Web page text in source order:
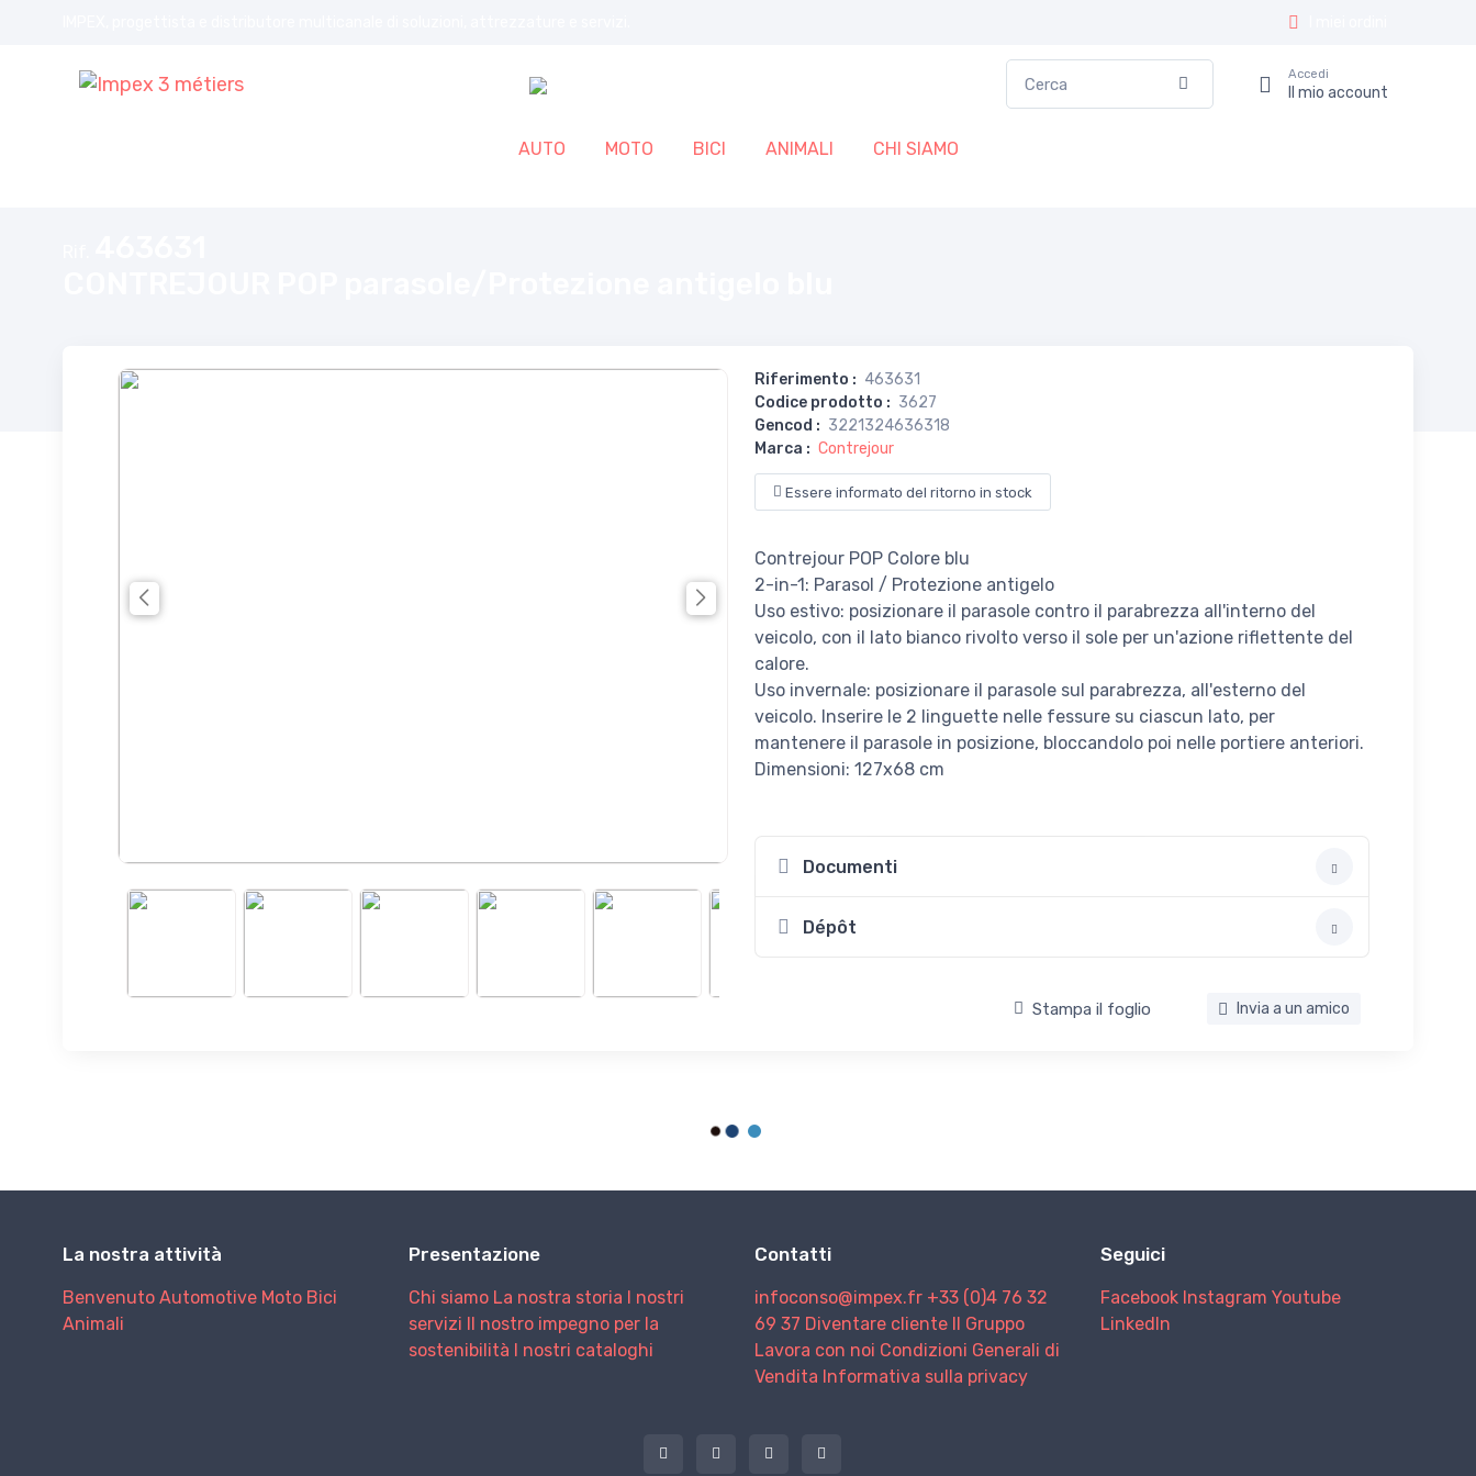
Conferma Accedi
Il mio account
AUTO MOTO BICI ANIMALI CHI SIAMO
Riferimento : 463631
Codice prodotto : 3627
Gencod : 3221324636318
Marca : Contrejour
Essere informato del ritorno in stock
Contrejour POP Colore blu
2-in-1: Parasol / Protezione antigelo
Uso estivo: posizionare il parasole contro il parabrezza all'interno del
veicolo, con il lato bianco rivolto verso il sole per un'azione riflettente del
calore.
Uso invernale: posizionare il parasole sul parabrezza, all'esterno del
veicolo. Inserire le 2 linguette nelle fessure su ciascun lato, per
mantenere il parasole in posizione, bloccandolo poi nelle portiere anteriori.
Dimensioni: 127x68 cm
Documenti
Dépôt
Stampa il foglio Invia a un amico
La nostra attività
Benvenuto Automotive Moto Bici
Animali
Presentazione
Chi siamo La nostra storia
I nostri
servizi
Il nostro impegno per la
sostenibilità
I nostri cataloghi
Contatti
infoconso@impex.fr +33 (0)4 76 32
69 37 Diventare cliente
Il Gruppo
Lavora con noi Condizioni Generali di
Vendita Informativa sulla privacy
Seguici
Facebook Instagram Youtube
LinkedIn